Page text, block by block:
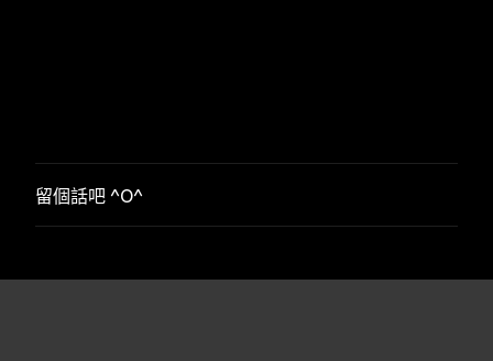
張
貼
言
留個話吧 ^O^